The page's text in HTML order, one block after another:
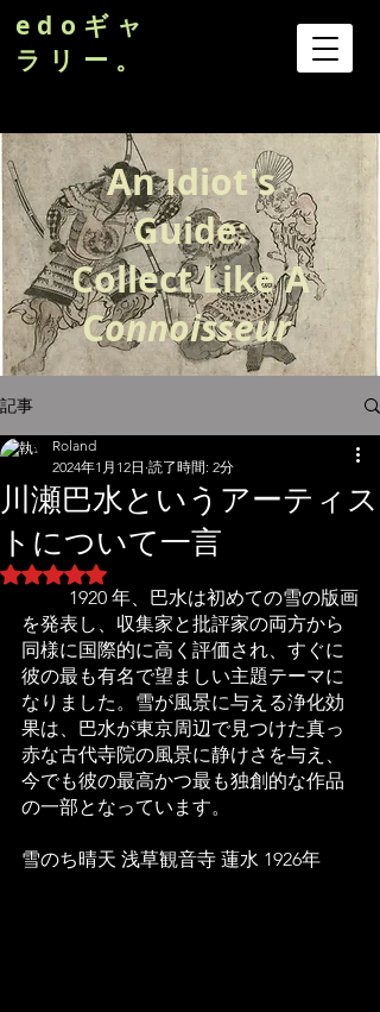
edoギャ
ラリー。
An Idiot's
Guide:
Collect Like A
Connoisseur
記事
川瀬巴水というアーティス
トについて一言
Roland
2024年1月12日 読了時間: 2分
5つ星のうちNaNと評価されています。
を発表し、収集家と批評家の両方から
同様に国際的に高く評価され、すぐに
彼の最も有名で望ましい主題テーマに
なりました。雪が風景に与える浄化効
果は、巴水が東京周辺で見つけた真っ
赤な古代寺院の風景に静けさを与え、
今でも彼の最高かつ最も独創的な作品
の一部となっています。
雪のち晴天 浅草観音寺 蓮水 1926年